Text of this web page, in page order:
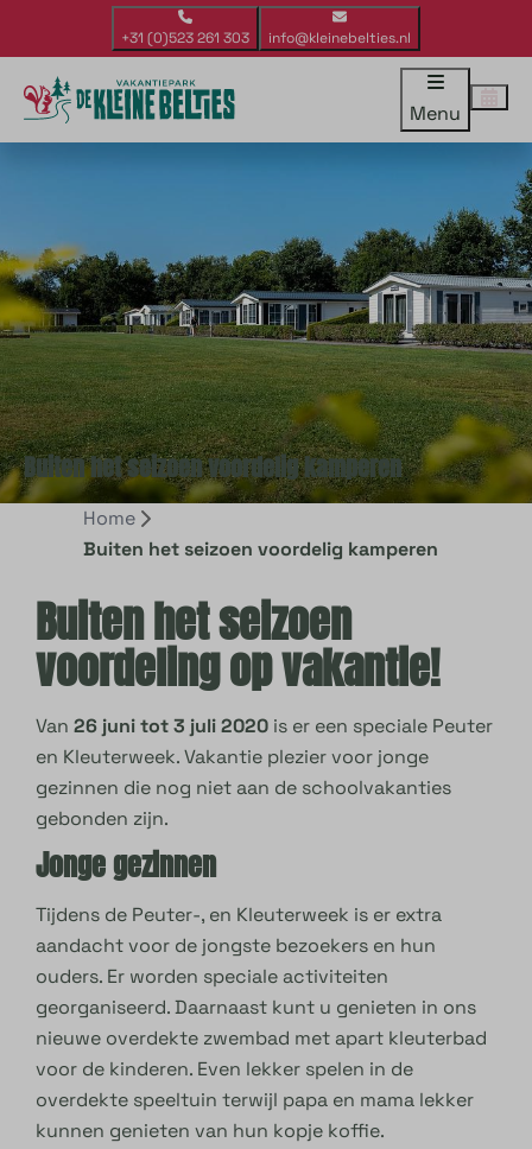
+31 (0)523 261 303 info@kleinebelties.nl
Menu
Buiten het seizoen voordelig kamperen
Home
Buiten het seizoen voordelig kamperen
Buiten het seizoen
voordeling op vakantie!
Van26 juni tot 3 juli 2020 is er een speciale Peuter
en Kleuterweek. Vakantie plezier voor jonge
gezinnen die nog niet aan de schoolvakanties
gebonden zijn.
Jonge gezinnen
Tijdens de Peuter-, en Kleuterweek is er extra
aandacht voor de jongste bezoekers en hun
ouders. Er worden speciale activiteiten
georganiseerd. Daarnaast kunt u genieten in ons
nieuwe overdekte zwembad met apart kleuterbad
voor de kinderen. Even lekker spelen in de
overdekte speeltuin terwijl papa en mama lekker
kunnen genieten van hun kopje koffie.